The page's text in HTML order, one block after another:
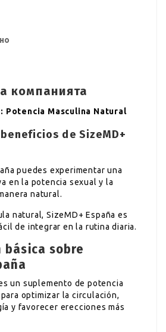
компанията
Potencia Masculina Natural
de SizeMD+
puedes experimentar una
en la potencia sexual y la
natural.
natural, SizeMD+ España es
de integrar en la rutina diaria.
sobre
un suplemento de potencia
optimizar la circulación,
y favorecer erecciones más